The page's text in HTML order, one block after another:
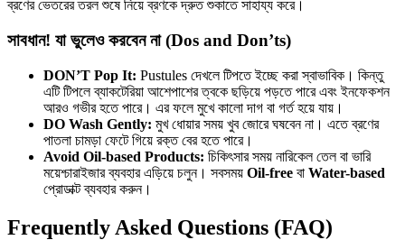
ব্রণের ভেতরের তরল শুষে নিয়ে ব্রণকে দ্রুত শুকাতে সাহায্য করে।
সাবধান! যা ভুলেও করবেন না (Dos and Don’ts)
DON’T Pop It: Pustules দেখলে টিপতে ইচ্ছে করা স্বাভাবিক। কিন্তু
এটি টিপলে ব্যাকটেরিয়া আশেপাশের ত্বকে ছড়িয়ে পড়তে পারে এবং ইনফেকশন
আরও গভীর হতে পারে। এর ফলে মুখে কালো দাগ বা গর্ত হয়ে যায়।
DO Wash Gently: মুখ ধোয়ার সময় খুব জোরে ঘষবেন না। এতে ব্রণের
পাতলা চামড়া ফেটে গিয়ে রক্ত বের হতে পারে।
Avoid Oil-based Products: চিকিৎসার সময় নারিকেল তেল বা ভারি
ময়েশ্চারাইজার ব্যবহার এড়িয়ে চলুন। সবসময় Oil-free বা Water-based
প্রোডাক্ট ব্যবহার করুন।
Frequently Asked Questions (FAQ)